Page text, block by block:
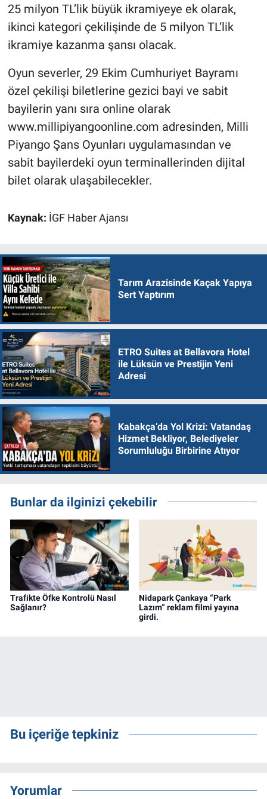
25 milyon TL’lik büyük ikramiyeye ek olarak,
ikinci kategori çekilişinde de 5 milyon TL‘lik
ikramiye kazanma şansı olacak.
Oyun severler, 29 Ekim Cumhuriyet Bayramı
özel çekilişi biletlerine gezici bayi ve sabit
bayilerin yanı sıra online olarak
www.millipiyangoonline.com adresinden, Milli
Piyango Şans Oyunları uygulamasından ve
sabit bayilerdeki oyun terminallerinden dijital
bilet olarak ulaşabilecekler.
Kaynak: İGF Haber Ajansı
Tarım Arazisinde Kaçak Yapıya
Sert Yaptırım
ETRO Suites at Bellavora Hotel
ile Lüksün ve Prestijin Yeni
Adresi
Kabakça’da Yol Krizi: Vatandaş
Hizmet Bekliyor, Belediyeler
Sorumluluğu Birbirine Atıyor
Bunlar da ilginizi çekebilir
Trafikte Öfke Kontrolü Nasıl
Sağlanır?
Nidapark Çankaya “Park
Lazım” reklam filmi yayına
girdi.
Bu içeriğe tepkiniz
Yorumlar